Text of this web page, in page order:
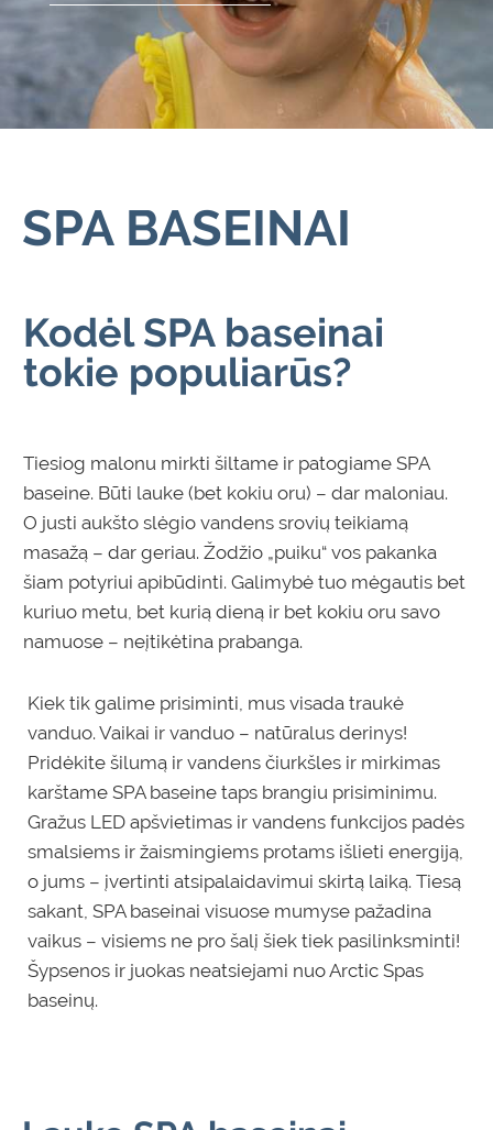
SPA BASEINAI
KodėlSPAbaseinai
tokie populiarūs?
Tiesiog malonu mirkti šiltame ir patogiame SPA
baseine. Būti lauke (bet kokiu oru) – dar maloniau.
O justi aukšto slėgio vandens srovių teikiamą
masažą – dar geriau. Žodžio „puiku“ vos pakanka
šiam potyriui apibūdinti. Galimybė tuo mėgautis bet
kuriuo metu, bet kurią dieną ir bet kokiu oru savo
namuose – neįtikėtina prabanga.
Kiek tik galime prisiminti, mus visada traukė
vanduo. Vaikai ir vanduo – natūralus derinys!
Pridėkite šilumą ir vandens čiurkšles ir mirkimas
karštame SPAbaseine taps brangiu prisiminimu.
Gražus LED apšvietimas ir vandens funkcijos padės
smalsiems ir žaismingiems protams išlieti energiją,
o jums – įvertinti atsipalaidavimui skirtą laiką. Tiesą
sakant, SPAbaseinai visuose mumyse pažadina
vaikus – visiems ne pro šalį šiek tiek pasilinksminti!
Šypsenos ir juokas neatsiejami nuoArctic Spas
baseinų.